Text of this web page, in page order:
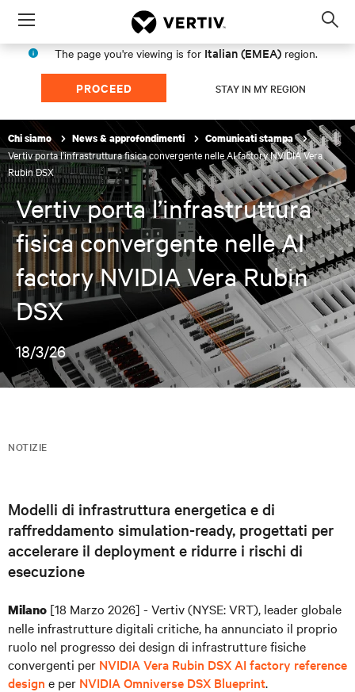
Menu
The page you're viewing is for Italian (EMEA) region.
PROCEED STAY IN MY REGION
Chi siamo News & approfondimenti Comunicati stampa
Vertiv porta l’infrastruttura fisica convergente nelle AI factory NVIDIA Vera
Rubin DSX
Vertiv porta l’infrastruttura
fisica convergente nelle AI
factory NVIDIA Vera Rubin
DSX
18/3/26
NOTIZIE
Modelli di infrastruttura energetica e di
raffreddamento simulation-ready, progettati per
accelerare il deployment e ridurre i rischi di
esecuzione
Milano [18 Marzo 2026] - Vertiv (NYSE: VRT), leader globale
nelle infrastrutture digitali critiche, ha annunciato il proprio
ruolo nel progresso dei design di infrastrutture fisiche
convergenti per NVIDIA Vera Rubin DSX AI factory reference
design e per NVIDIA Omniverse DSX Blueprint.